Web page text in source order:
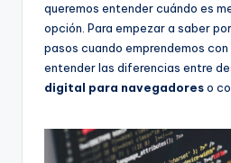
queremos entender cuándo es
opción. Para empezar a saber
pasos cuando emprendemos
entender las diferencias entre
digital para navegadoreso